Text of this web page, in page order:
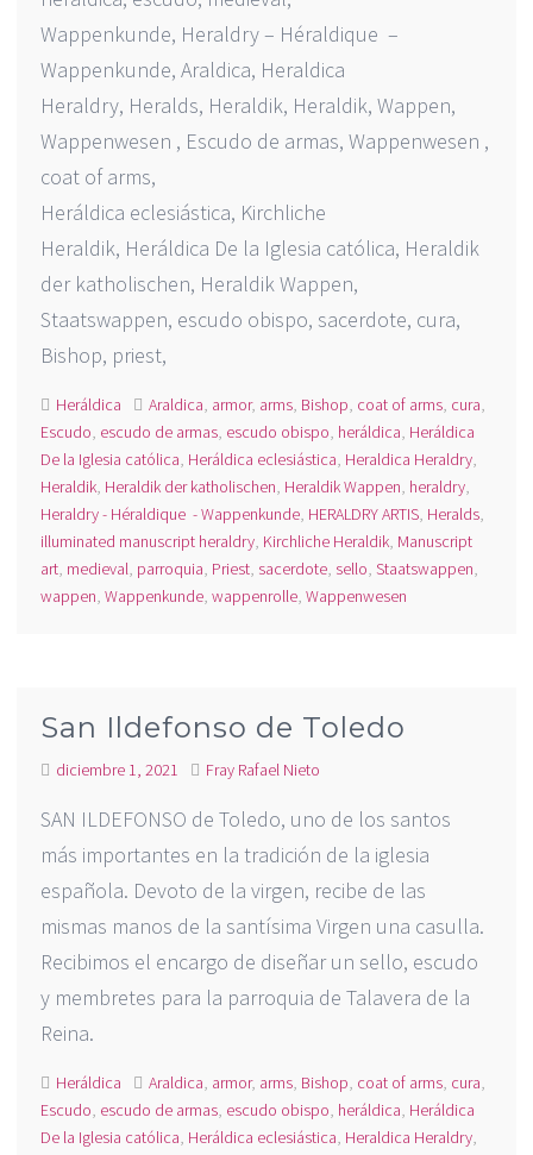
Wappenkunde, Heraldry – Héraldique –
Wappenkunde, Araldica, Heraldica
Heraldry, Heralds, Heraldik, Heraldik, Wappen,
Wappenwesen , Escudo de armas, Wappenwesen ,
coat of arms,
Heráldica eclesiástica, Kirchliche
Heraldik, Heráldica De la Iglesia católica, Heraldik
der katholischen, Heraldik Wappen,
Staatswappen, escudo obispo, sacerdote, cura,
Bishop, priest,
Heráldica Araldica, armor, arms, Bishop, coat of arms, cura,
Escudo, escudo de armas, escudo obispo, heráldica, Heráldica
De la Iglesia católica, Heráldica eclesiástica, Heraldica Heraldry,
Heraldik, Heraldik der katholischen, Heraldik Wappen, heraldry,
Heraldry - Héraldique - Wappenkunde, HERALDRY ARTIS, Heralds,
illuminated manuscript heraldry, Kirchliche Heraldik, Manuscript
art, medieval, parroquia, Priest, sacerdote, sello,Staatswappen,
wappen,Wappenkunde,wappenrolle,Wappenwesen
San Ildefonso de Toledo
diciembre 1, 2021 Fray Rafael Nieto
SAN ILDEFONSO de Toledo, uno de los santos
más importantes en la tradición de la iglesia
española. Devoto de la virgen, recibe de las
mismas manos de la santísima Virgen una casulla.
Recibimos el encargo de diseñar un sello, escudo
y membretes para la parroquia de Talavera de la
Reina.
Heráldica Araldica, armor, arms, Bishop, coat of arms, cura,
Escudo, escudo de armas, escudo obispo, heráldica, Heráldica
De la Iglesia católica, Heráldica eclesiástica, Heraldica Heraldry,